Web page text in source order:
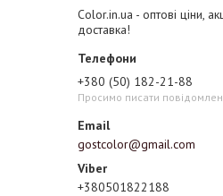
Color.in.ua - оптові ціни,
доставка!
+380 (50) 182-21-88
Просимо писати
gostcolor@gmail.com
+380501822188